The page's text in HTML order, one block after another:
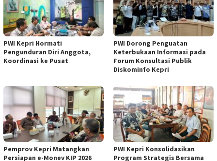
PWI Kepri Hormati
Pengunduran Diri Anggota,
Koordinasi ke Pusat
PWI Dorong Penguatan
Keterbukaan Informasi pada
Forum Konsultasi Publik
Diskominfo Kepri
Pemprov Kepri Matangkan
Persiapan e-Monev KIP 2026
PWI Kepri Konsolidasikan
Program Strategis Bersama